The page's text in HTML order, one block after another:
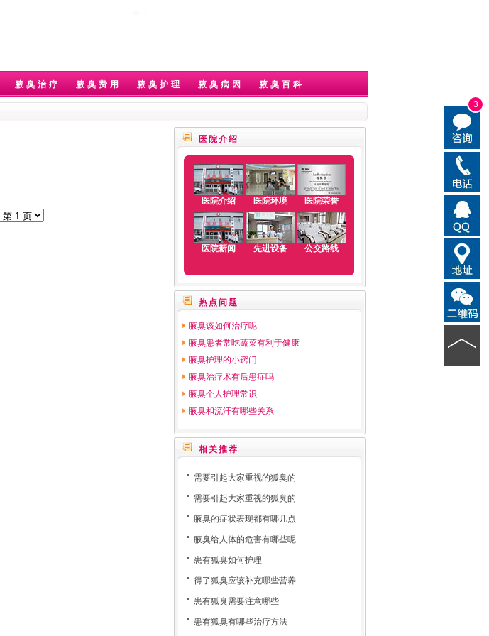
3
腋臭治疗 腋臭费用 腋臭护理 腋臭病因 腋臭百科
医院介绍
医院介绍 医院环境 医院荣誉
医院新闻 先进设备 公交路线
热点问题
腋臭该如何治疗呢
腋臭患者常吃蔬菜有利于健康
腋臭护理的小窍门
腋臭治疗术有后患症吗
腋臭个人护理常识
腋臭和流汗有哪些关系
相关推荐
需要引起大家重视的狐臭的
需要引起大家重视的狐臭的
腋臭的症状表现都有哪几点
腋臭给人体的危害有哪些呢
患有狐臭如何护理
得了狐臭应该补充哪些营养
患有狐臭需要注意哪些
患有狐臭有哪些治疗方法